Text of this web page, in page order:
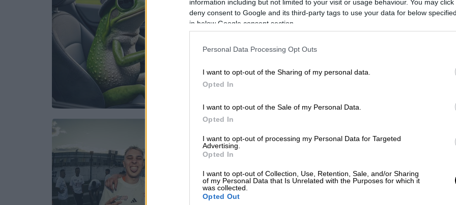
information including but not limited to your visit or usage behaviour. You may
deny consent to Google and its third-party tags to use your data for below
in below Google consent section.
Personal Data Processing Opt Outs
I want to opt-out of the Sharing of my personal data.
Opted In
I want to opt-out of the Sale of my Personal Data.
Opted In
I want to opt-out of processing my Personal Data for Targeted
Advertising.
Opted In
I want to opt-out of Collection, Use, Retention, Sale, and/or Sharing
of my Personal Data that Is Unrelated with the Purposes for which it
was collected.
Opted Out
κόσμος: Ο αντίκτυπος των AI
videos στην παιδική φαντασία
και μπάλες που εξαφανίζονται χωρίς
περιεχόμενο που ξεφεύγει από την
Αθλητισμός |23.05.2026 09:20
δράκο